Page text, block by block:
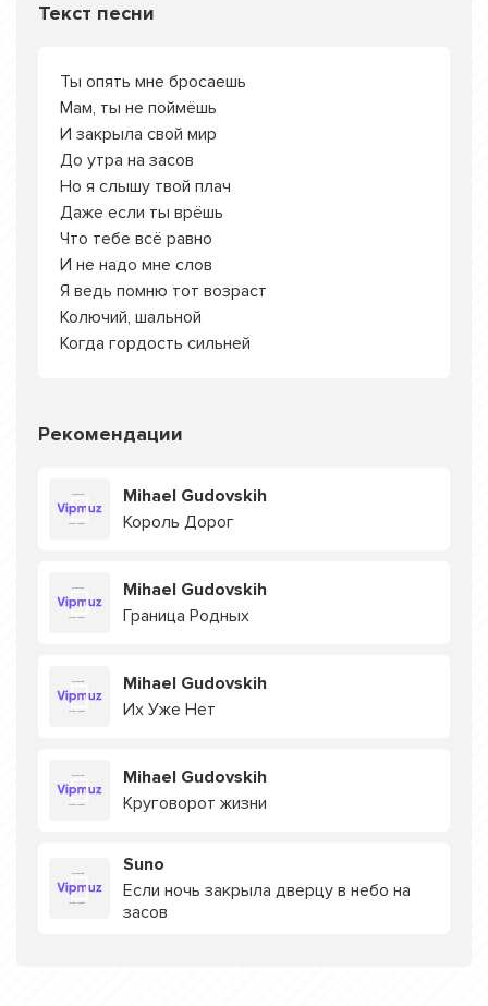
Текст песни
Ты опять мне бросаешь
Мам, ты не поймёшь
И закрыла свой мир
До утра на засов
Но я слышу твой плач
Даже если ты врёшь
Что тебе всё равно
И не надо мне слов
Я ведь помню тот возраст
Колючий, шальной
Когда гордость сильней
Рекомендации
Mihael Gudovskih
Король Дорог
Mihael Gudovskih
Граница Родных
Mihael Gudovskih
Их Уже Нет
Mihael Gudovskih
Круговорот жизни
Suno
Если ночь закрыла дверцу в небо на
засов